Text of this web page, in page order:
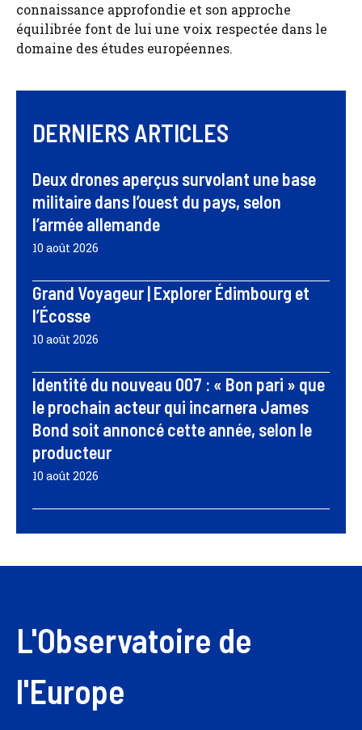
connaissance approfondie et son approche
équilibrée font de lui une voix respectée dans le
domaine des études européennes.
DERNIERS ARTICLES
Deux drones aperçus survolant une base
militaire dans l’ouest du pays, selon
l’armée allemande
10 août 2026
Grand Voyageur | Explorer Édimbourg et
l’Écosse
10 août 2026
Identité du nouveau 007 : « Bon pari » que
le prochain acteur qui incarnera James
Bond soit annoncé cette année, selon le
producteur
10 août 2026
L'Observatoire de
l'Europe